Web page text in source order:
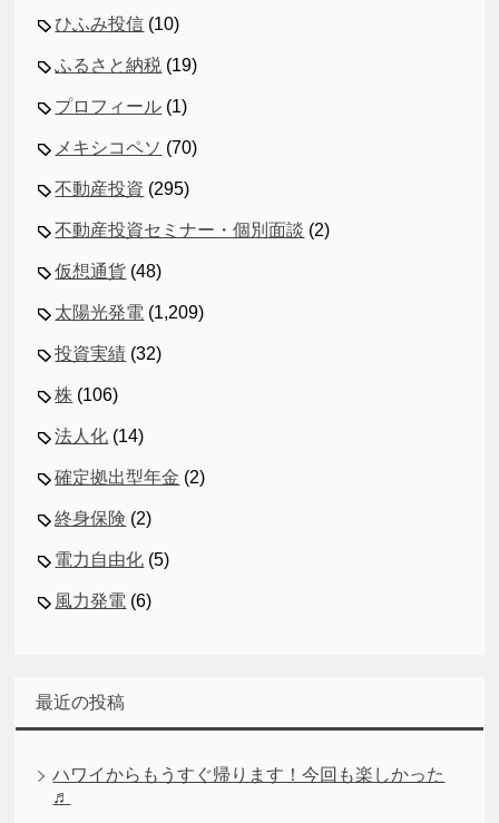
ひふみ投信 (10)
ふるさと納税 (19)
プロフィール (1)
メキシコペソ (70)
不動産投資 (295)
不動産投資セミナー・個別面談 (2)
仮想通貨 (48)
太陽光発電 (1,209)
投資実績 (32)
株 (106)
法人化 (14)
確定拠出型年金 (2)
終身保険 (2)
電力自由化 (5)
風力発電 (6)
最近の投稿
ハワイからもうすぐ帰ります！今回も楽しかった
♬